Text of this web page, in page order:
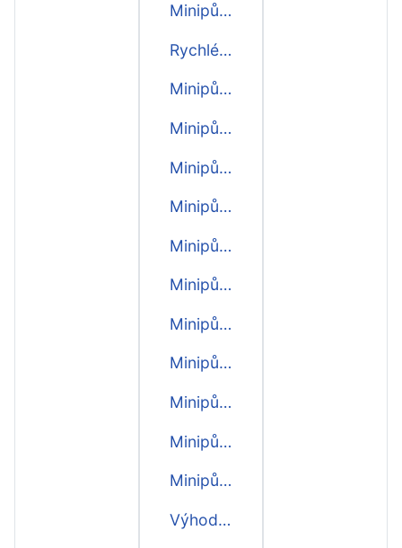
Minipůjčky před výplatou
Rychlé minipůjčky
Minipůjčky
Minipůjčka 10000 Kč
Minipůjčka 9000 Kč
Minipůjčka 8000 Kč
Minipůjčka 7000 Kč
Minipůjčka 6000 Kč
Minipůjčka 5000 Kč
Minipůjčka 4000 Kč
Minipůjčka 3000 Kč
Minipůjčka 2000 Kč
Minipůjčka 1000 Kč
Výhodná minipůjčka